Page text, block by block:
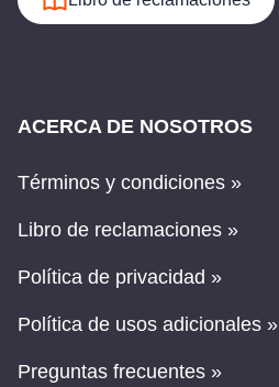
ACERCA DE NOSOTROS
Términos y condiciones »
Libro de reclamaciones »
Política de privacidad »
Política de usos adicionales »
Preguntas frecuentes »